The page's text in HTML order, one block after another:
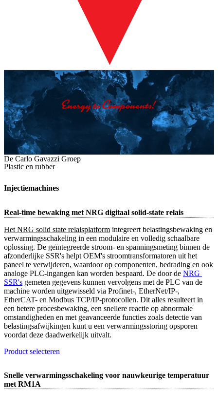
De Carlo Gavazzi Groep
Plastic en rubber
Injectiemachines
Real-time bewaking met NRG digitaal solid-state relais
Het NRG solid state relaisplatform integreert belastingsbewaking en
verwarmingsschakeling in een modulaire en volledig schaalbare
oplossing. De geïntegreerde stroom- en spanningsmeting binnen de
afzonderlijke SSR's helpt OEM's stroomtransformatoren uit het
paneel te verwijderen, waardoor op componenten, bedrading en ook
analoge PLC-ingangen kan worden bespaard. De door de NRG
SSR's gemeten gegevens kunnen vervolgens met de PLC van de
machine worden uitgewisseld via Profinet-, EtherNet/IP-,
EtherCAT- en Modbus TCP/IP-protocollen. Dit alles resulteert in
een betere procesbewaking, een snellere reactie op abnormale
omstandigheden en met geavanceerde functies zoals detectie van
belastingsafwijkingen kunt u een verwarmingsstoring opsporen
voordat deze daadwerkelijk uitvalt.
Product selecteren
Snelle verwarmingsschakeling voor nauwkeurige temperatuur
met RM1A